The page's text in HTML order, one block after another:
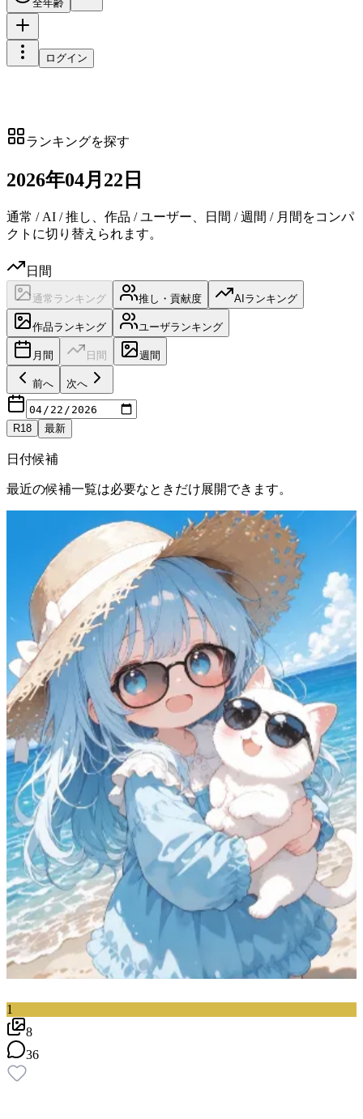
全年齢
ログイン
ランキングを探す
2026年04月 22日
通常 / AI / 推し、作品 / ユーザー、日間 / 週間 / 月間をコンパ
クトに切り替えられます。
日間
通常ランキング 推し・貢献度 AIランキング
作品ランキング ユーザランキング
月間 日間 週間
前へ 次へ
R18 最新
日付候補
最近の候補一覧は必要なときだけ展開できます。
1
8
36